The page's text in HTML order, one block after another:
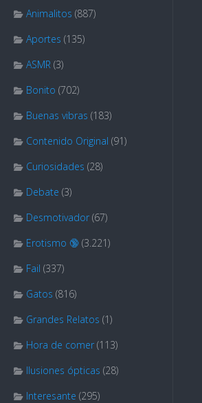
Animalitos (887)
Aportes (135)
ASMR (3)
Bonito (702)
Buenas vibras (183)
Contenido Original (91)
Curiosidades (28)
Debate (3)
Desmotivador (67)
Erotismo 🔞 (3.221)
Fail (337)
Gatos (816)
Grandes Relatos (1)
Hora de comer (113)
Ilusiones ópticas (28)
Interesante (295)